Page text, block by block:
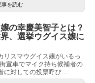
事を読む
の幸慶美智子とは？
、選挙ウグイス嬢に
リスマウグイス嬢がいるっ
宣車でマイク持ち候補者の
に対しての投票呼び...